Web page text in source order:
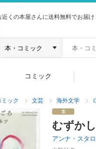
くの本屋さんに送料無料でお届け
コミック
ック 文芸 海外文学
むずか
アンナ・スタ